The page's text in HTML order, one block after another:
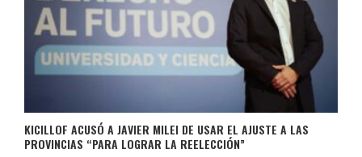
KICILLOF ACUSÓ A JAVIER MILEI DE USAR EL AJUSTE A LAS
PROVINCIAS “PARA LOGRAR LA REELECCIÓN”